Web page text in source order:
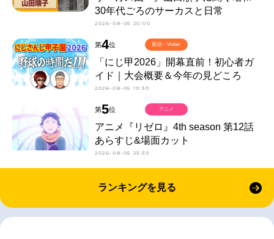
30年代ごろのサーカスと日常
2026-08-05 20:00
第4位
「にじ甲2026」開幕直前！初心者ガ
イド｜大会概要＆今年の見どころ
2026-08-05 19:30
配信・Vtuber
第5位
アニメ『リゼロ』4th season 第12話
あらすじ&場面カット
2026-08-05 23:30
アニメ
ランキングを見る